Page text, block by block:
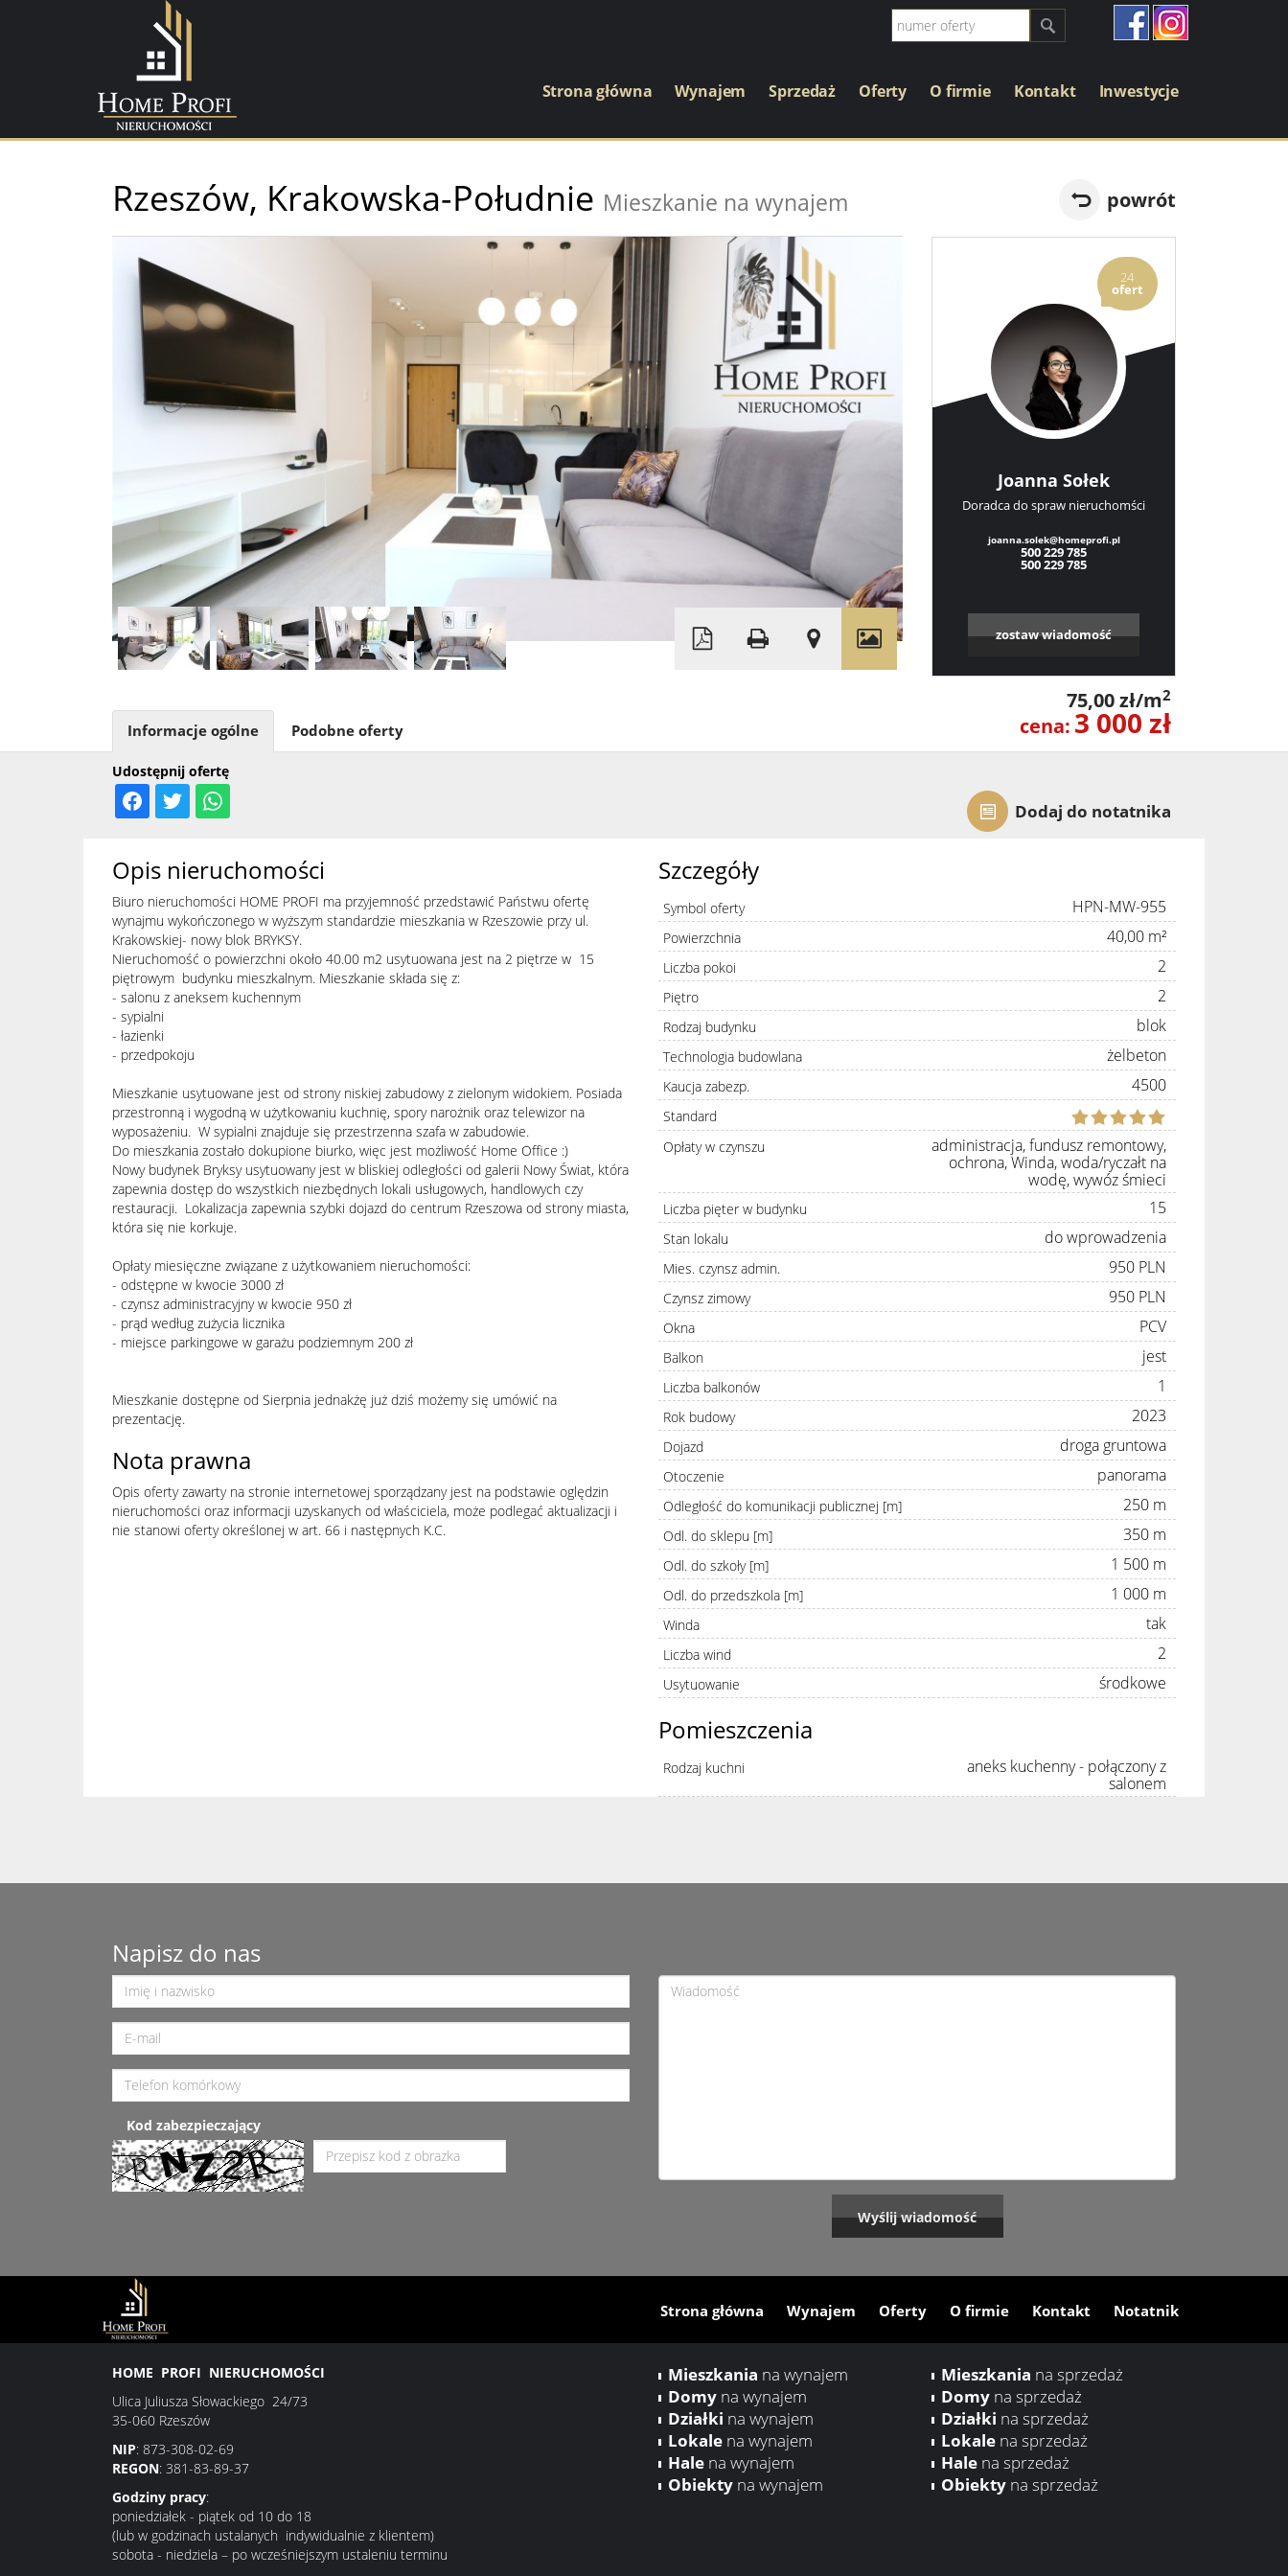
Strona główna Wynajem Sprzedaż Oferty O firmie Kontakt Inwestycje
Rzeszów, Krakowska-Południe Mieszkanie na wynajem powrót
+
−
©OpenStreetMap contributors
24
ofert
Joanna Sołek
Doradca do spraw nieruchomści
joanna.solek@homeprofi.pl
500 229 785
500 229 785
zostaw wiadomość
75,00 zł/m2
cena: 3 000 zł
Dodaj do notatnika
Udostępnij ofertę
Informacje ogólne Podobne oferty
Opis nieruchomości
Biuro nieruchomości HOME PROFI ma przyjemność przedstawić Państwu ofertę
wynajmu wykończonego w wyższym standardzie mieszkania w Rzeszowie przy ul.
Krakowskiej- nowy blok BRYKSY.
Nieruchomość o powierzchni około 40.00 m2 usytuowana jest na 2 piętrze w 15
piętrowym budynku mieszkalnym. Mieszkanie składa się z:
- salonu z aneksem kuchennym
- sypialni
- łazienki
- przedpokoju
Mieszkanie usytuowane jest od strony niskiej zabudowy z zielonym widokiem. Posiada
przestronną i wygodną w użytkowaniu kuchnię, spory narożnik oraz telewizor na
wyposażeniu. W sypialni znajduje się przestrzenna szafa w zabudowie.
Do mieszkania zostało dokupione biurko, więc jest możliwość Home Office :)
Nowy budynek Bryksy usytuowany jest w bliskiej odległości od galerii Nowy Świat, która
zapewnia dostęp do wszystkich niezbędnych lokali usługowych, handlowych czy
restauracji. Lokalizacja zapewnia szybki dojazd do centrum Rzeszowa od strony miasta,
która się nie korkuje.
Opłaty miesięczne związane z użytkowaniem nieruchomości:
- odstępne w kwocie 3000 zł
- czynsz administracyjny w kwocie 950 zł
- prąd według zużycia licznika
- miejsce parkingowe w garażu podziemnym 200 zł
Mieszkanie dostępne od Sierpnia jednakżę już dziś możemy się umówić na
prezentację.
Nota prawna
Opis oferty zawarty na stronie internetowej sporządzany jest na podstawie oględzin
nieruchomości oraz informacji uzyskanych od właściciela, może podlegać aktualizacji i
nie stanowi oferty określonej w art. 66 i następnych K.C.
Szczegóły
Symbol oferty HPN-MW-955
Powierzchnia 40,00 m²
Liczba pokoi 2
Piętro 2
Rodzaj budynku blok
Technologia budowlana żelbeton
Kaucja zabezp. 4500
Standard
Opłaty w czynszu
administracja, fundusz remontowy,
ochrona, Winda, woda/ryczałt na
wodę, wywóz śmieci
Liczba pięter w budynku 15
Stan lokalu do wprowadzenia
Mies. czynsz admin. 950 PLN
Czynsz zimowy 950 PLN
Okna PCV
Balkon jest
Liczba balkonów 1
Rok budowy 2023
Dojazd droga gruntowa
Otoczenie panorama
Odległość do komunikacji publicznej [m] 250 m
Odl. do sklepu [m] 350 m
Odl. do szkoły [m] 1 500 m
Odl. do przedszkola [m] 1 000 m
Winda tak
Liczba wind 2
Usytuowanie środkowe
Pomieszczenia
Rodzaj kuchni
aneks kuchenny - połączony z
salonem
Napisz do nas
Kod zabezpieczający
Strona główna Wynajem Oferty O firmie Kontakt Notatnik
HOME PROFI NIERUCHOMOŚCI
Ulica Juliusza Słowackiego 24/73
35-060 Rzeszów
NIP: 873-308-02-69
REGON: 381-83-89-37
Godziny pracy:
poniedziałek - piątek od 10 do 18
(lub w godzinach ustalanych indywidualnie z klientem)
sobota - niedziela – po wcześniejszym ustaleniu terminu
Mieszkania na wynajem
Domy na wynajem
Działki na wynajem
Lokale na wynajem
Hale na wynajem
Obiekty na wynajem
Mieszkania na sprzedaż
Domy na sprzedaż
Działki na sprzedaż
Lokale na sprzedaż
Hale na sprzedaż
Obiekty na sprzedaż